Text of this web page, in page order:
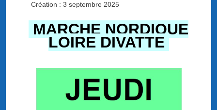
Création : 3 septembre 2025
MARCHE NORDIQUE
LOIRE DIVATTE